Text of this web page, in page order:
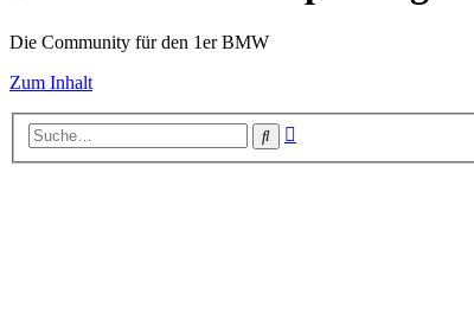
Die Community für den 1er BMW
Zum Inhalt
Suche